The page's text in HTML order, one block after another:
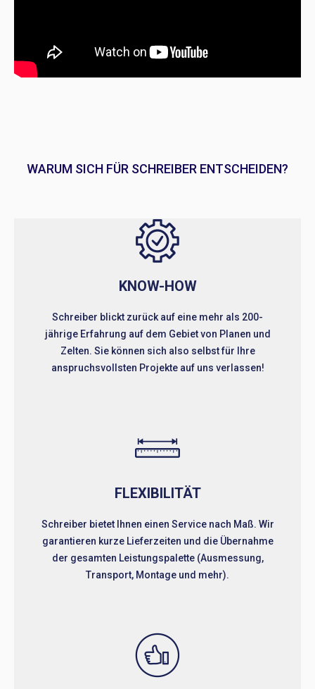
WARUM SICH FÜR SCHREIBER ENTSCHEIDEN?
KNOW-HOW
Schreiber blickt zurück auf eine mehr als 200-
jährige Erfahrung auf dem Gebiet von Planen und
Zelten. Sie können sich also selbst für Ihre
anspruchsvollsten Projekte auf uns verlassen!
FLEXIBILITÄT
Schreiber bietet Ihnen einen Service nach Maß. Wir
garantieren kurze Lieferzeiten und die Übernahme
der gesamten Leistungspalette (Ausmessung,
Transport, Montage und mehr).